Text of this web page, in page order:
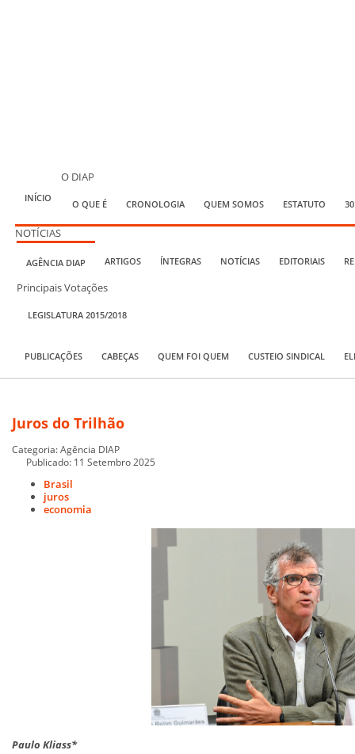
INÍCIO
O DIAP
O QUE É CRONOLOGIA QUEM SOMOS ESTATUTO
NOTÍCIAS
AGÊNCIA DIAP ARTIGOS ÍNTEGRAS NOTÍCIAS EDITORIAIS
Principais Votações
LEGISLATURA 2015/2018
PUBLICAÇÕES CABEÇAS QUEM FOI QUEM CUSTEIO SINDICAL
Juros do Trilhão
Categoria:Agência DIAP
Publicado: 11 Setembro 2025
Brasil
juros
economia
Paulo Kliass*